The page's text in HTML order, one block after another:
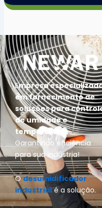
Empresa
em fornecimento de
soluções para
de umidade e
temperatura.
Garantindo eficiência
para sua indústria!
Odesumidificador
industrialé a solução.